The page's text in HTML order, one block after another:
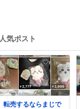
人気ポスト
転売するならまじで